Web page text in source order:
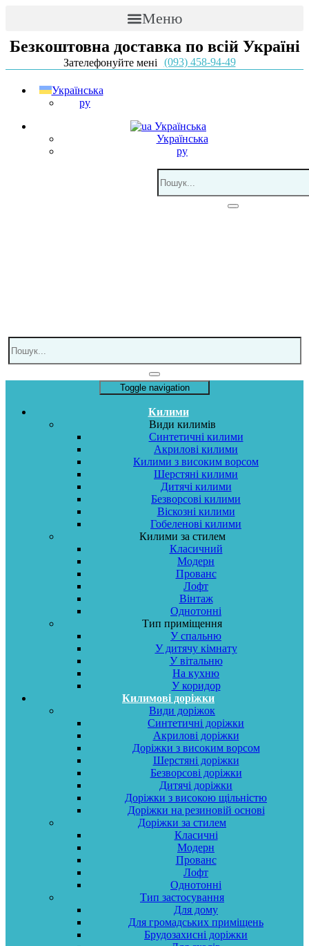
Меню
Безкоштовна доставка по всій Україні
Зателефонуйте мені (093) 458-94-49
Українська
ру
Українська
Українська
ру
Toggle navigation
Килими
Види килимів
Синтетичні килими
Акрилові килими
Килими з високим ворсом
Шерстяні килими
Дитячі килими
Безворсові килими
Віскозні килими
Гобеленові килими
Килими за стилем
Класичний
Модерн
Прованс
Лофт
Вінтаж
Однотонні
Тип приміщення
У спальню
У дитячу кімнату
У вітальню
На кухню
У коридор
Килимові доріжки
Види доріжок
Синтетичні доріжки
Акрилові доріжки
Доріжки з високим ворсом
Шерстяні доріжки
Безворсові доріжки
Дитячі доріжки
Доріжки з високою щільністю
Доріжки на резиновій основі
Доріжки за стилем
Класичні
Модерн
Прованс
Лофт
Однотонні
Тип застосування
Для дому
Для громадських приміщень
Брудозахисні доріжки